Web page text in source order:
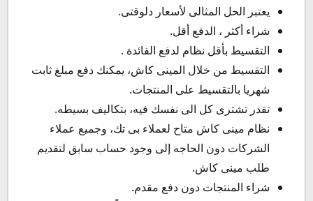
يعتبر الحل المثالى لأسعار دلوقتى.
شراء أكثر ، الدفع أقل.
التقسيط بأقل نظام لدفع الفائدة .
التقسيط من خلال المينى كاش، يمكنك دفع مبلغ ثابت
شهريا بالتقسيط على المنتجات.
تقدر تشترى كل الى نفسك فيه، بتكاليف بسيطه.
نظام مينى كاش متاح لعملاء بى تك، وجميع عملاء
الشركات دون الحاجه إلى وجود حساب سابق لتقديم
طلب مينى كاش.
شراء المنتجات دون دفع مقدم.